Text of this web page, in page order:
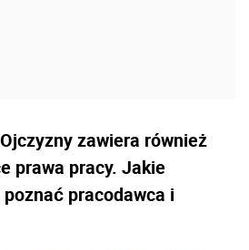
zawiera również
prawa pracy. Jakie
pracodawca i